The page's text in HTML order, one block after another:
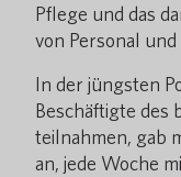
Pflege und das
von Personal
In der jüngsten
Beschäftigte des
teilnahmen, gab
an, jede Woche